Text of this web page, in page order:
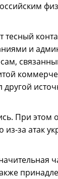
и
другой
При этом
за атак